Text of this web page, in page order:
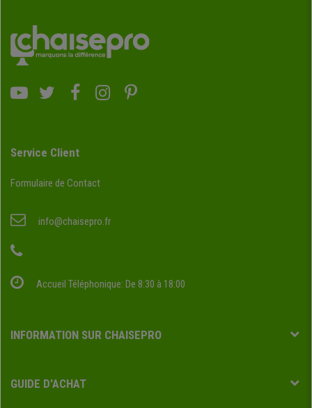
Service Client
Formulaire de Contact
info@chaisepro.fr
Accueil Téléphonique: De 8:30 à 18:00
INFORMATION SUR CHAISEPRO
GUIDE D'ACHAT